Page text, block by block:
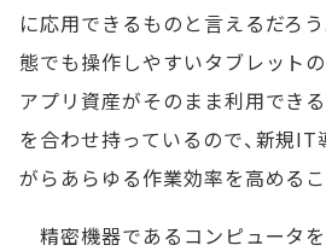
に応用できるものと言えるだろ
態でも操作しやすいタブレット
アプリ資産がそのまま利用でき
を合わせ持っているので、新規
がらあらゆる作業効率を高めるこ
精密機器であるコンピュータ